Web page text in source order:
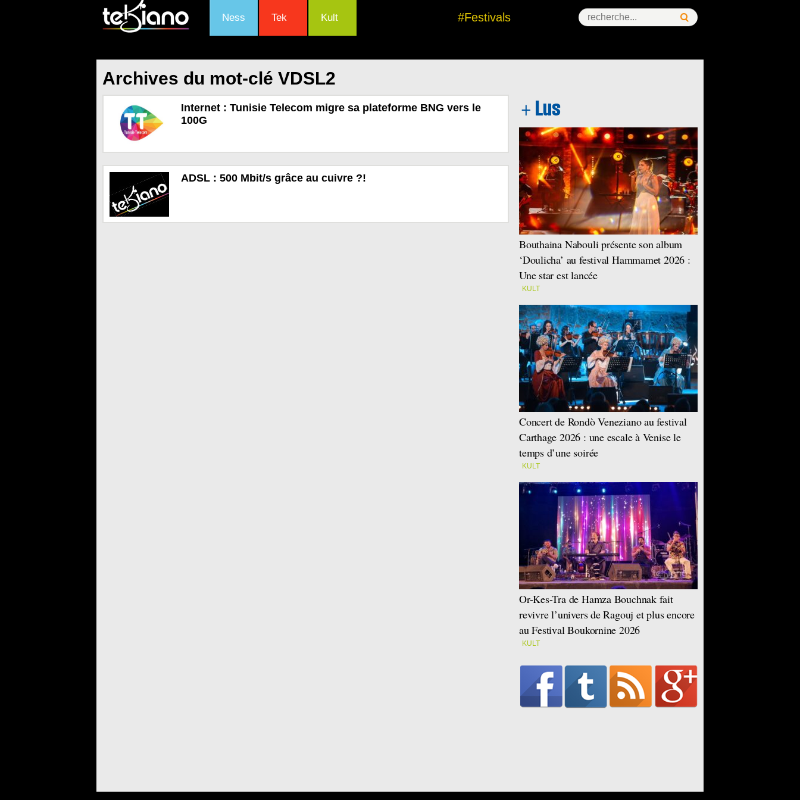
Ness Tek Kult #Festivals
Archives du mot-clé VDSL2
Internet : Tunisie Telecom migre sa plateforme BNG vers le
100G
ADSL : 500 Mbit/s grâce au cuivre ?!
Bouthaina Nabouli présente son album
‘Doulicha’ au festival Hammamet 2026 :
Une star est lancée
KULT
Concert de Rondò Veneziano au festival
Carthage 2026 : une escale à Venise le
temps d’une soirée
KULT
Or-Kes-Tra de Hamza Bouchnak fait
revivre l’univers de Ragouj et plus encore
au Festival Boukornine 2026
KULT